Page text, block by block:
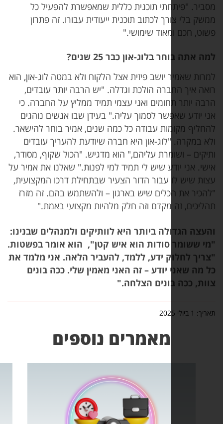
"פיתחתי תוכנית כללית שמאפשרת להפעיל כל
צורך לכתוב תוכנית ייעודית עבורו. זה פתרון
ומאוד שימושי."
בוחר בלוג-און כבר 25 שנים
?
יושב פיזית אצל הלקוח ולא במטה לוג-און, הוא
החברה הולכת וגדלה. "יש הרבה יותר עובדים,
תחומים ואני עצמי תמיד ממליץ על החברה. כי
שאפשר לסמוך עליה." בעידן שבו אנשים נוהגים
מקומות עבודה כל כמה שנים, אמיר בוחר להישאר.
"לוג-און היא חברה שיודעת להעריך עובדים
– ושומרת עליהם," הוא מדגיש. "הכול שקוף, מסודר,
יודע שיש לי תמיד למי לפנות." שאלנו את אמיר על
לו עבור הדור הצעיר שבתחילת דרכו המקצועית,
את הכלים שיש בארגון – ולהשתמש בהם. זה מזרז
זה מקדם וזה חלק מלהיות מקצועי באמת."
ביותר היא לוותיקים ולמנהלים שבנינו:
סודות הוא איש קטן", הוא אומר בפשטות.
ידע, ללמד, להעביר הלאה. אני מלמד את
יודע – זה האני מאמין שלי. ככה בונים
בונים הצלחה ."
מאמרים נוספים